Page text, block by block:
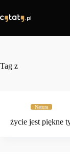
treści
Tag z
Natura
życie jest piękne